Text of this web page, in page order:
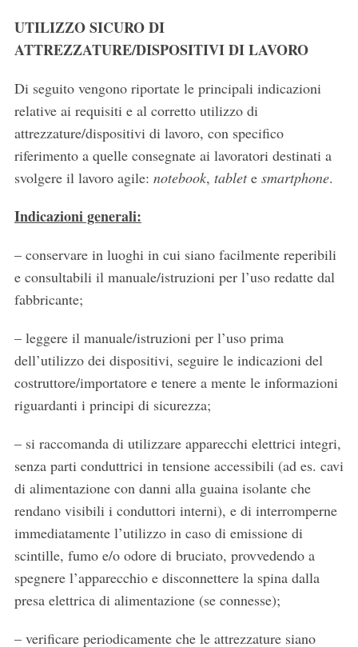
UTILIZZO SICURO DI
ATTREZZATURE/DISPOSITIVI DI LAVORO
Di seguito vengono riportate le principali indicazioni
relative ai requisiti e al corretto utilizzo di
attrezzature/dispositivi di lavoro, con specifico
riferimento a quelle consegnate ai lavoratori destinati a
svolgere il lavoro agile: notebook, tablete smartphone.
Indicazioni generali:
– conservare in luoghi in cui siano facilmente reperibili
e consultabili il manuale/istruzioni per l’uso redatte dal
fabbricante;
– leggere il manuale/istruzioni per l’uso prima
dell’utilizzo dei dispositivi, seguire le indicazioni del
costruttore/importatore e tenere a mente le informazioni
riguardanti i principi di sicurezza;
– si raccomanda di utilizzare apparecchi elettrici integri,
senza parti conduttrici in tensione accessibili (ad es. cavi
di alimentazione con danni alla guaina isolante che
rendano visibili i conduttori interni), e di interromperne
immediatamente l’utilizzo in caso di emissione di
scintille, fumo e/o odore di bruciato, provvedendo a
spegnere l’apparecchio e disconnettere la spina dalla
presa elettrica di alimentazione (se connesse);
– verificare periodicamente che le attrezzature siano